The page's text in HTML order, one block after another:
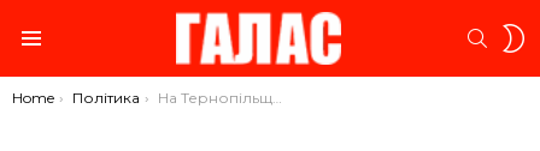
You are here:
Home Політика На Тернопільщині будуть розширювати уже існуючі територіальні громади (ВІДЕО)